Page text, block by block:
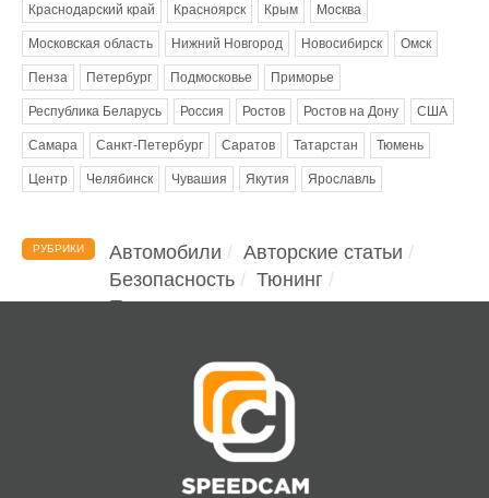
Краснодарский край Красноярск Крым Москва
Московская область Нижний Новгород Новосибирск Омск
Пенза Петербург Подмосковье Приморье
Республика Беларусь Россия Ростов Ростов на Дону США
Самара Санкт-Петербург Саратов Татарстан Тюмень
Центр Челябинск Чувашия Якутия Ярославль
РУБРИКИ Автомобили
Авторские статьи
Безопасность
Тюнинг
Помощь водителю